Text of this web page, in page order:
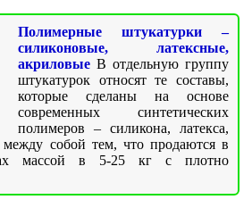
Полимерные штукатурки –
силиконовые, латексные,
акриловые В отдельную группу
штукатурок относят те составы,
которые сделаны на основе
современных синтетических
полимеров – силикона, латекса,
собой тем, что продаются в
массой в 5-25 кг с плотно